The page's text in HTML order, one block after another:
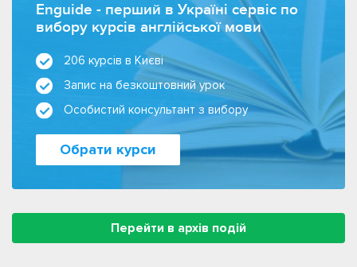
Enguide - перший в Україні сервіс по
вибору курсів англійської мови
206 курсів в Києві
Запис на безкоштовний урок
Особистий консультант з вибору
Обрати курси
Перейти в архів подій